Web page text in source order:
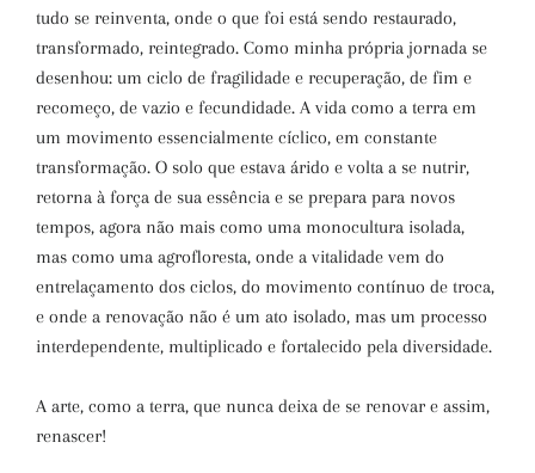
tudo se reinventa, onde o que foi está sendo restaurado,
transformado, reintegrado. Como minha própria jornada se
desenhou: um ciclo de fragilidade e recuperação, de fim e
recomeço, de vazio e fecundidade. A vida como a terra em
um movimento essencialmente cíclico, em constante
transformação. O solo que estava árido e volta a se nutrir,
retorna à força de sua essência e se prepara para novos
tempos, agora não mais como uma monocultura isolada,
mas como uma agrofloresta, onde a vitalidade vem do
entrelaçamento dos ciclos, do movimento contínuo de troca,
e onde a renovação não é um ato isolado, mas um processo
interdependente, multiplicado e fortalecido pela diversidade.
A arte, como a terra, que nunca deixa de se renovar e assim,
renascer!